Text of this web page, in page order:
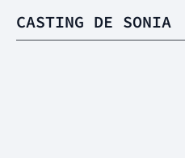
CASTING DE SONIA